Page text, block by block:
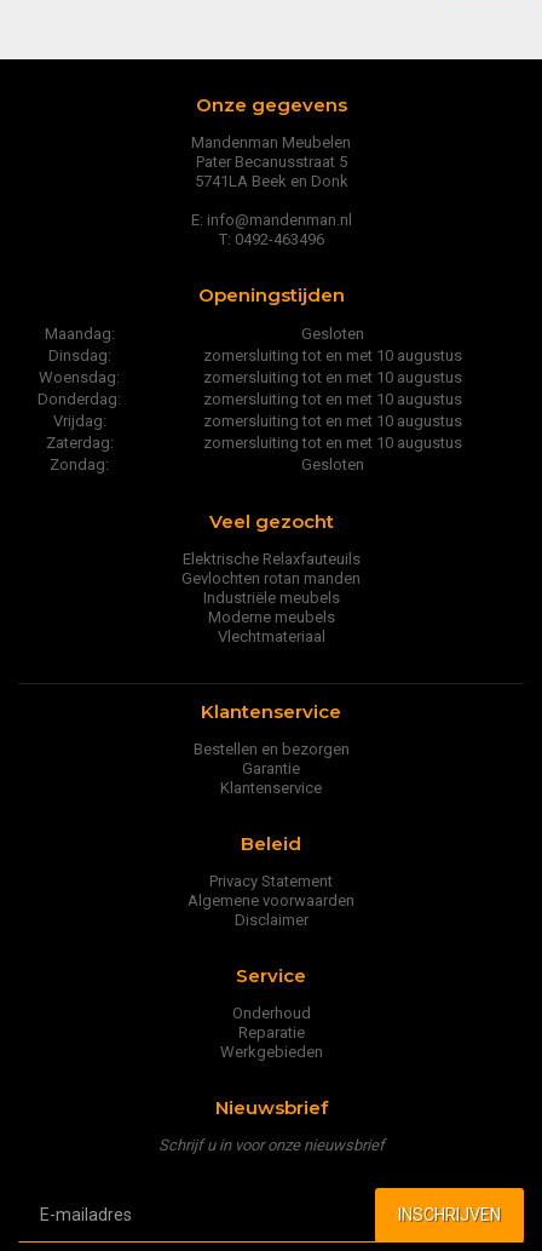
Onze gegevens
Mandenman Meubelen
Pater Becanusstraat 5
5741LA Beek en Donk
E: info@mandenman.nl
T: 0492-463496
Openingstijden
Maandag:
Gesloten
Dinsdag:
zomersluiting tot en met 10 augustus
Woensdag:
zomersluiting tot en met 10 augustus
Donderdag:
zomersluiting tot en met 10 augustus
Vrijdag:
zomersluiting tot en met 10 augustus
Zaterdag:
zomersluiting tot en met 10 augustus
Zondag:
Gesloten
Veel gezocht
Elektrische Relaxfauteuils
Gevlochten rotan manden
Industriële meubels
Moderne meubels
Vlechtmateriaal
Klantenservice
Bestellen en bezorgen
Garantie
Klantenservice
Beleid
Privacy Statement
Algemene voorwaarden
Disclaimer
Service
Onderhoud
Reparatie
Werkgebieden
Nieuwsbrief
Schrijf u in voor onze nieuwsbrief